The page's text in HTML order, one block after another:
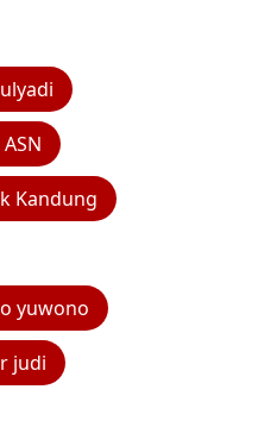
Kandung
yuwono
judi